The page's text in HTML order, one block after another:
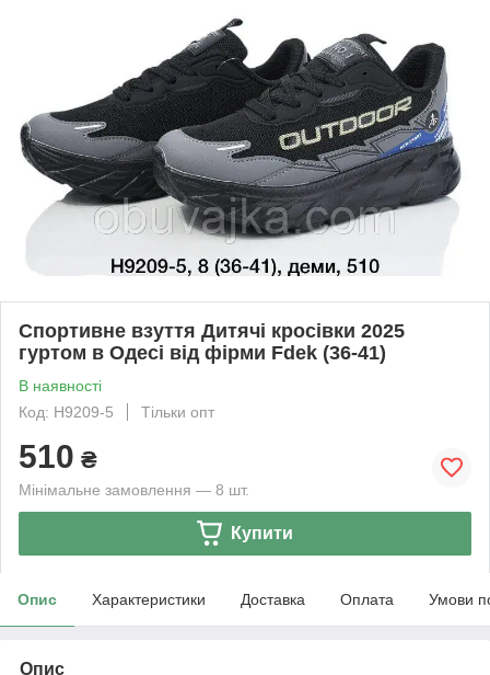
Спортивне взуття Дитячі кросівки 2025
гуртом в Одесі від фірми Fdek (36-41)
В наявності
Код: H9209-5
Тільки опт
510 ₴
Мінімальне замовлення — 8 шт.
Купити
Опис Характеристики Доставка Оплата Умови
Опис